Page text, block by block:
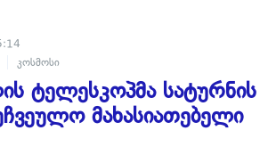
კოსმოსი
ტელესკოპმა სატურნის
მახასიათებელი